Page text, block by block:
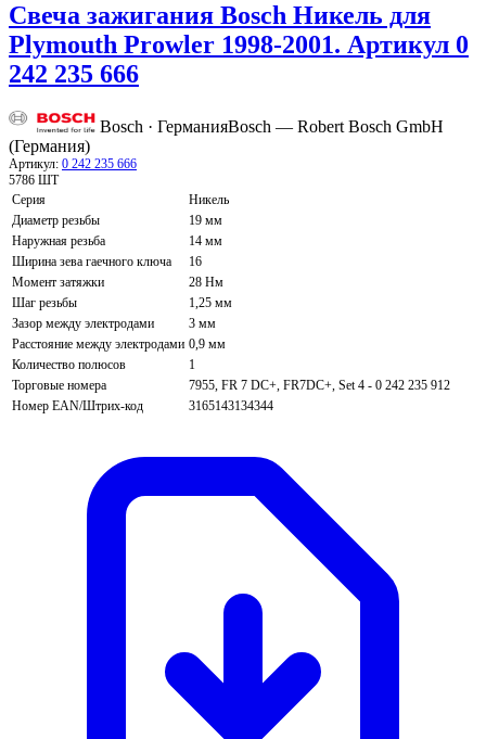
Свеча зажигания Bosch Никель для
Plymouth Prowler 1998-2001. Артикул 0
242 235 666
Bosch · ГерманияBosch — Robert Bosch GmbH
(Германия)
Артикул: 0 242 235 666
5786 ШТ
Серия
Никель
Диаметр резьбы
19 мм
Наружная резьба
14 мм
Ширина зева гаечного ключа
16
Момент затяжки
28 Нм
Шаг резьбы
1,25 мм
Зазор между электродами
3 мм
Расстояние между электродами 0,9 мм
Количество полюсов
1
Торговые номера
7955, FR 7 DC+, FR7DC+, Set 4 - 0 242 235 912
Номер EAN/Штрих-код
3165143134344